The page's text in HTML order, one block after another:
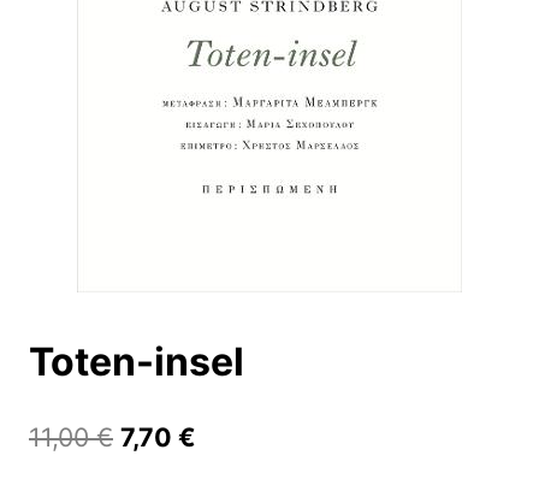
Toten-insel
11,00€ Original
7,70 €